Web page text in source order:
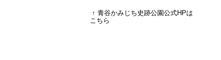
↑ 青谷かみじち史跡公園公式HPは
こちら